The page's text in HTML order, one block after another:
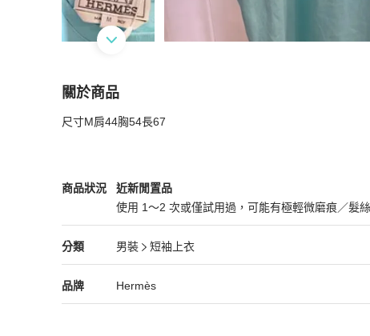
關於商品
關於HERMES✨PoulpWatch陽光衝浪章魚T #M
尺寸M肩44胸54長67
商品狀況
Hermès男裝商品狀態與細節
近新閒置品
使用 1～2 次或僅試用過，可能有極輕微磨痕／髮
近新閒置品
分類
Hermès 男裝分類資訊
男裝
短袖上衣
男裝/短袖上衣推薦
品牌
Hermès 精品男裝品牌介紹
Hermès
Hermès 推薦清單